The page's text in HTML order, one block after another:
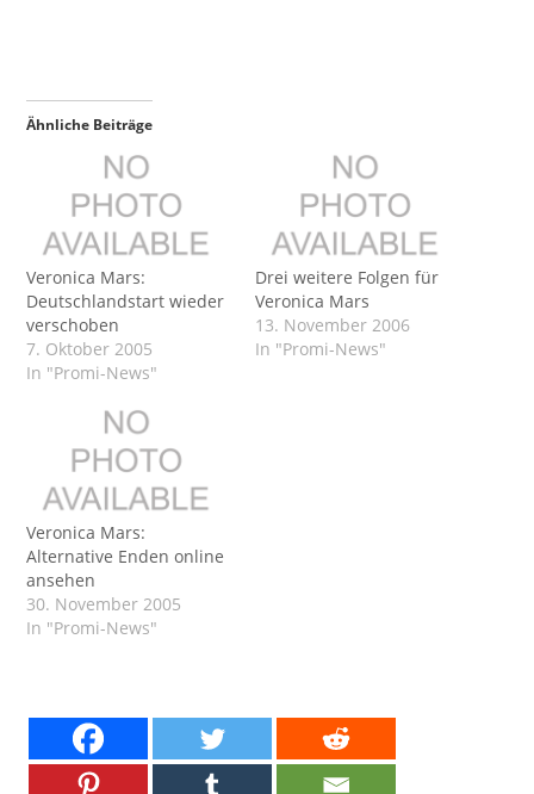
Ähnliche Beiträge
Veronica Mars:
Deutschlandstart wieder
verschoben
7. Oktober 2005
In "Promi-News"
Drei weitere Folgen für
Veronica Mars
13. November 2006
In "Promi-News"
Veronica Mars:
Alternative Enden online
ansehen
30. November 2005
In "Promi-News"